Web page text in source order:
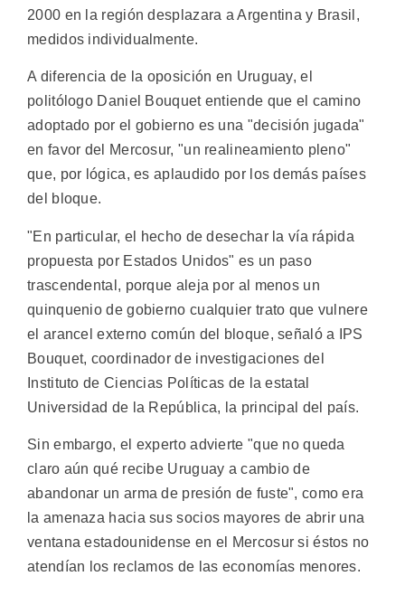
2000 en la región desplazara a Argentina y Brasil,
medidos individualmente.
A diferencia de la oposición en Uruguay, el
politólogo Daniel Bouquet entiende que el camino
adoptado por el gobierno es una "decisión jugada"
en favor del Mercosur, "un realineamiento pleno"
que, por lógica, es aplaudido por los demás países
del bloque.
"En particular, el hecho de desechar la vía rápida
propuesta por Estados Unidos" es un paso
trascendental, porque aleja por al menos un
quinquenio de gobierno cualquier trato que vulnere
el arancel externo común del bloque, señaló a IPS
Bouquet, coordinador de investigaciones del
Instituto de Ciencias Políticas de la estatal
Universidad de la República, la principal del país.
Sin embargo, el experto advierte "que no queda
claro aún qué recibe Uruguay a cambio de
abandonar un arma de presión de fuste", como era
la amenaza hacia sus socios mayores de abrir una
ventana estadounidense en el Mercosur si éstos no
atendían los reclamos de las economías menores.